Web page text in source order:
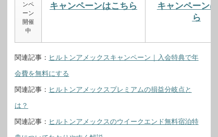
ンペ
ーン
開催
中
キャンペーンはこちら
キャンペーン
ら
関連記事： ヒルトンアメックスキャンペーン｜入会特典で年
会費を無料にする
関連記事： ヒルトンアメックスプレミアムの損益分岐点と
は？
関連記事： ヒルトンアメックスのウイークエンド無料宿泊特